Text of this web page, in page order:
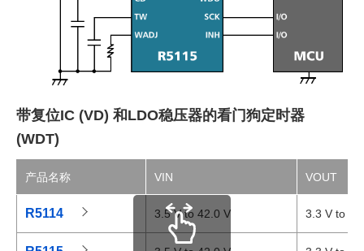
带复位IC (VD) 和LDO稳压器的看门狗定时器
(WDT)
产品名称 VIN VOUT
R5114 3.5 V to 42.0 V 3.3 V to